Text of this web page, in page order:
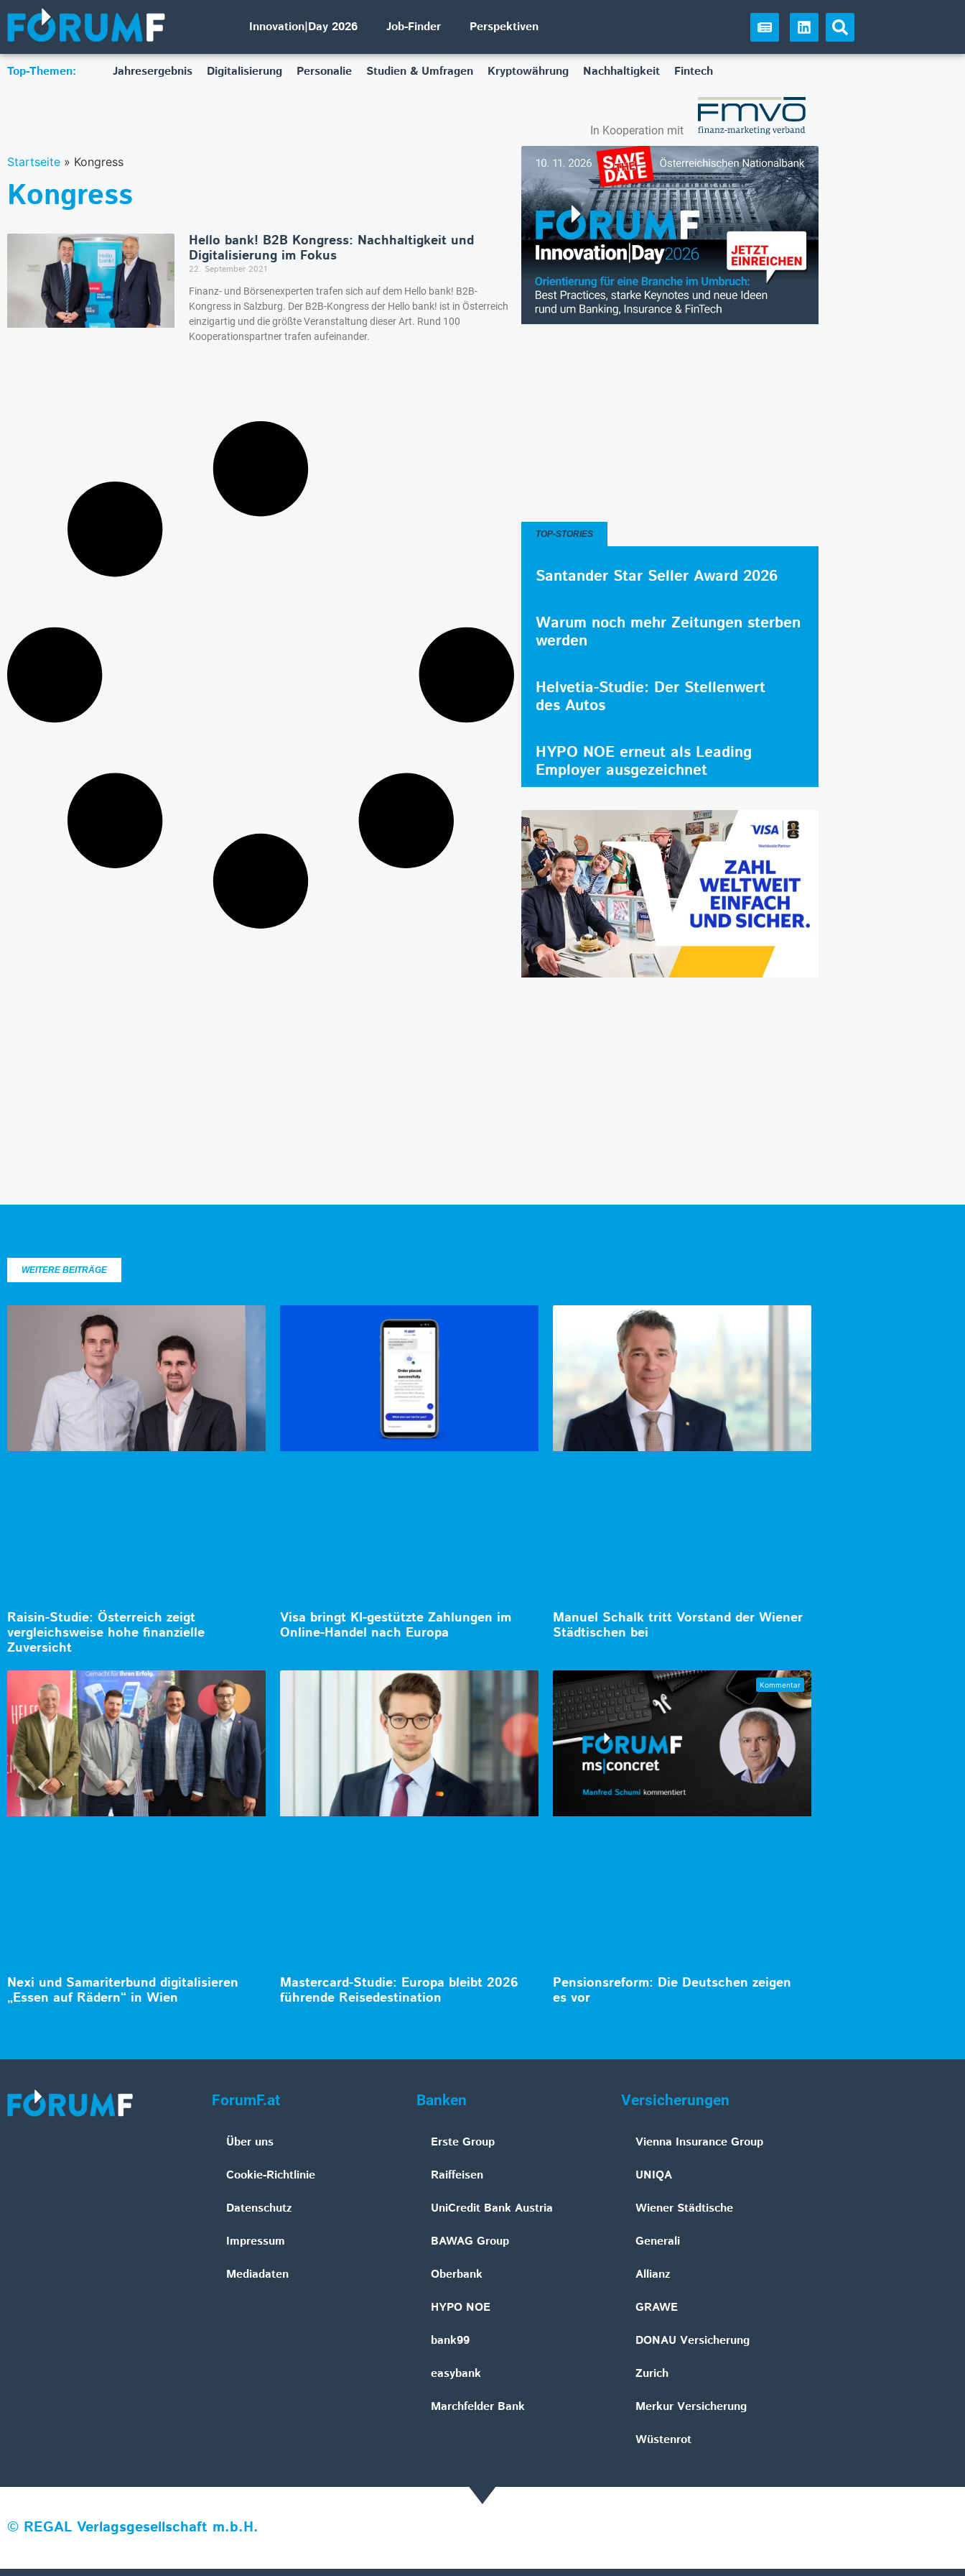
Innovation|Day 2026 Job-Finder Perspektiven
Top-Themen: Jahresergebnis Digitalisierung Personalie Studien & Umfragen Kryptowährung Nachhaltigkeit Fintech
In Kooperation mit
Startseite » Kongress
Kongress
Hello bank! B2B Kongress: Nachhaltigkeit und
Digitalisierung im Fokus
22. September 2021
Finanz- und Börsenexperten trafen sich auf dem Hello bank! B2B-
Kongress in Salzburg. Der B2B-Kongress der Hello bank! ist in Österreich
einzigartig und die größte Veranstaltung dieser Art. Rund 100
Kooperationspartner trafen aufeinander.
TOP-STORIES
Santander Star Seller Award 2026
Warum noch mehr Zeitungen sterben
werden
Helvetia-Studie: Der Stellenwert
des Autos
HYPO NOE erneut als Leading
Employer ausgezeichnet
WEITERE BEITRÄGE
Raisin-Studie: Österreich zeigt
vergleichsweise hohe finanzielle
Zuversicht
Visa bringt KI-gestützte Zahlungen im
Online-Handel nach Europa
Manuel Schalk tritt Vorstand der Wiener
Städtischen bei
Nexi und Samariterbund digitalisieren
„Essen auf Rädern“ in Wien
Mastercard-Studie: Europa bleibt 2026
führende Reisedestination
Pensionsreform: Die Deutschen zeigen
es vor
ForumF.at
Über uns
Cookie-Richtlinie
Datenschutz
Impressum
Mediadaten
Banken
Erste Group
Raiffeisen
UniCredit Bank Austria
BAWAG Group
Oberbank
HYPO NOE
bank99
easybank
Marchfelder Bank
Versicherungen
Vienna Insurance Group
UNIQA
Wiener Städtische
Generali
Allianz
GRAWE
DONAU Versicherung
Zurich
Merkur Versicherung
Wüstenrot
© REGAL Verlagsgesellschaft m.b.H.